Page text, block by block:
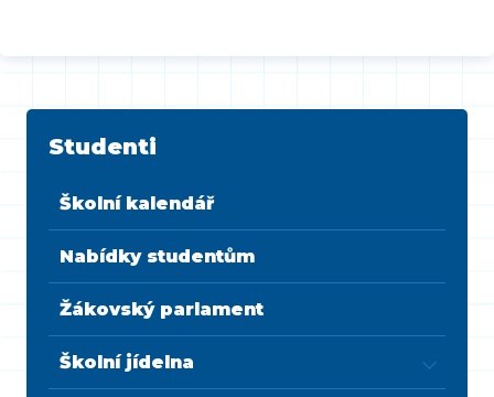
Studenti
Školní kalendář
Nabídky studentům
Žákovský parlament
Školní jídelna